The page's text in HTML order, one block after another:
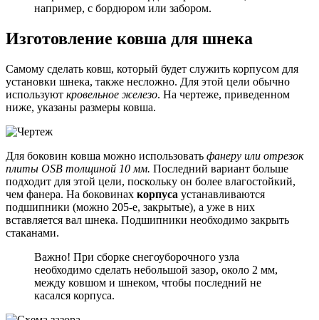
например, с бордюром или забором.
Изготовление ковша для шнека
Самому сделать ковш, который будет служить корпусом для
установки шнека, также несложно. Для этой цели обычно
используют кровельное железо. На чертеже, приведенном
ниже, указаны размеры ковша.
Для боковин ковша можно использовать фанеру или отрезок
плиты OSB толщиной 10 мм. Последний вариант больше
подходит для этой цели, поскольку он более влагостойкий,
чем фанера. На боковинах корпуса устанавливаются
подшипники (можно 205-е, закрытые), а уже в них
вставляется вал шнека. Подшипники необходимо закрыть
стаканами.
Важно! При сборке снегоуборочного узла
необходимо сделать небольшой зазор, около 2 мм,
между ковшом и шнеком, чтобы последний не
касался корпуса.